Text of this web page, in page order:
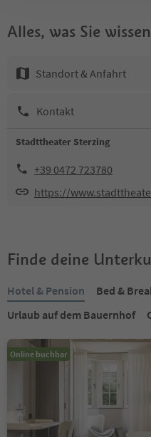
Alles, was Sie
Standort & Anfahrt
Kontakt
Stadttheater Sterzing
+39 0472 723780
https://
Finde deine
Hotel & Pension
Bed &
Urlaub auf dem Bauernhof
Online buchbar